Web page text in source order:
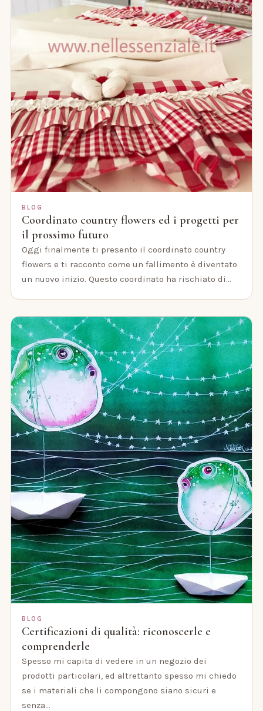
BLOG
Coordinato country flowers ed i progetti per
il prossimo futuro
Oggi finalmente ti presento il coordinato country
flowers e ti racconto come un fallimento è diventato
un nuovo inizio. Questo coordinato ha rischiato di…
BLOG
Certificazioni di qualità: riconoscerle e
comprenderle
Spesso mi capita di vedere in un negozio dei
prodotti particolari, ed altrettanto spesso mi chiedo
se i materiali che li compongono siano sicuri e
senza…